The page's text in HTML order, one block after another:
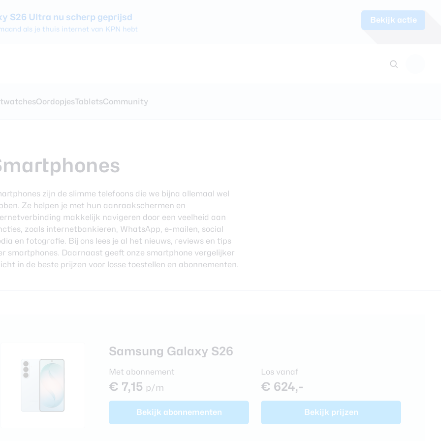
S26 Ultra nu scherp geprijsd
als je thuis internet van KPN hebt
Bekijk actie
OordopjesTabletsCommunity
zijn de slimme telefoons die we bijna allemaal wel
Ze helpen je met hun aanraakschermen en
makkelijk navigeren door een veelheid aan
zoals internetbankieren, WhatsApp, e-mailen, social
en fotografie. Bij ons lees je al het nieuws, reviews en tips
smartphones. Daarnaast geeft onze smartphone vergelijker
in de beste prijzen voor losse toestellen en abonnementen.
Samsung Galaxy S26
Met abonnement
€ 7,15 p/m
Bekijk abonnementen
Los vanaf
€ 624,-
Bekijk prijzen
S26 Ultra
Watch 8
review
Z Fold 7
voor
oordopjes
vergelijken
vergelijken